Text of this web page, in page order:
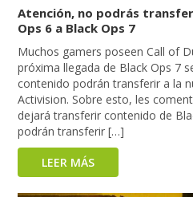
Atención, no podrás
Ops 6 a Black Ops 7
Muchos gamers poseen Call of
próxima llegada de Black Ops 7
contenido podrán transferir a la
Activision. Sobre esto, les
dejará transferir contenido de
podrán transferir […]
LEER MÁS